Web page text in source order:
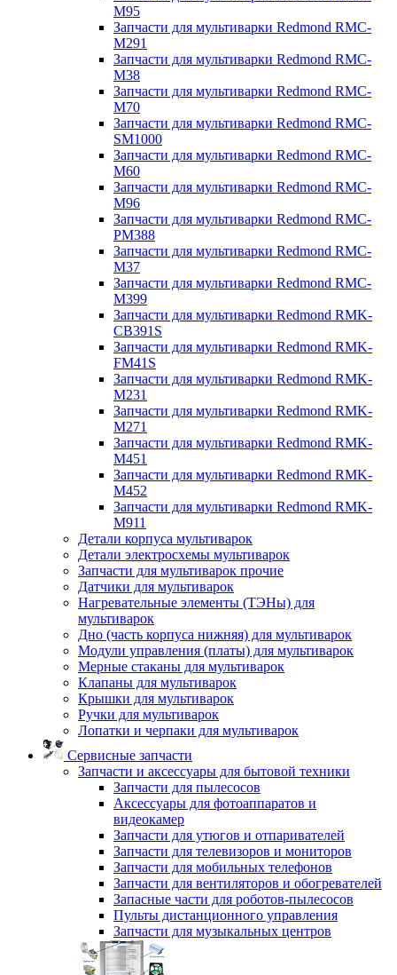
M95
Запчасти для мультиварки Redmond RMC-
M291
Запчасти для мультиварки Redmond RMC-
M38
Запчасти для мультиварки Redmond RMC-
M70
Запчасти для мультиварки Redmond RMC-
SM1000
Запчасти для мультиварки Redmond RMC-
M60
Запчасти для мультиварки Redmond RMC-
M96
Запчасти для мультиварки Redmond RMC-
PM388
Запчасти для мультиварки Redmond RMC-
M37
Запчасти для мультиварки Redmond RMC-
M399
Запчасти для мультиварки Redmond RMK-
CB391S
Запчасти для мультиварки Redmond RMK-
FM41S
Запчасти для мультиварки Redmond RMK-
M231
Запчасти для мультиварки Redmond RMK-
M271
Запчасти для мультиварки Redmond RMK-
M451
Запчасти для мультиварки Redmond RMK-
M452
Запчасти для мультиварки Redmond RMK-
M911
Детали корпуса мультиварок
Детали электросхемы мультиварок
Запчасти для мультиварок прочие
Датчики для мультиварок
Нагревательные элементы (ТЭНы) для
мультиварок
Дно (часть корпуса нижняя) для мультиварок
Модули управления (платы) для мультиварок
Мерные стаканы для мультиварок
Клапаны для мультиварок
Крышки для мультиварок
Ручки для мультиварок
Лопатки и черпаки для мультиварок
Сервисные запчасти
Запчасти и аксессуары для бытовой техники
Запчасти для пылесосов
Аксессуары для фотоаппаратов и
видеокамер
Запчасти для утюгов и отпаривателей
Запчасти для телевизоров и мониторов
Запчасти для мобильных телефонов
Запчасти для вентиляторов и обогревателей
Запасные части для роботов-пылесосов
Пульты дистанционного управления
Запчасти для музыкальных центров